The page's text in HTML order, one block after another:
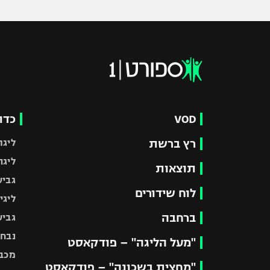
VOD
רץ ברשת
תוצאות
לוח שידורים
ברחבה
"מעל הליגה" – פודקאסט
"מחצית בשכונה" – פודקאסט